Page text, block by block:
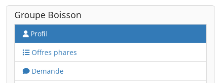
Groupe Boisson
Profil
Offres phares
Demande